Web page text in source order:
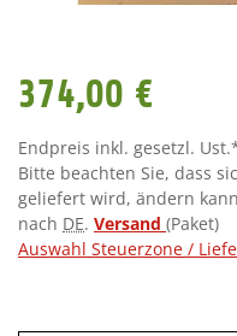
374,00 €
Endpreis inkl. gesetzl.
Bitte beachten Sie, dass
geliefert wird, ändern
nach DE. Versand (Paket)
Auswahl Steuerzone /